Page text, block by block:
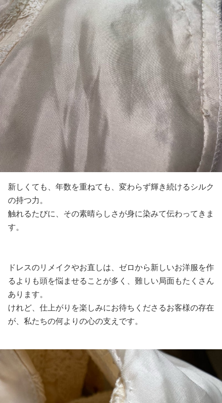
新しくても、年数を重ねても、変わらず輝き続けるシルク
の持つ力。
触れるたびに、その素晴らしさが身に染みて伝わってきま
す。
ドレスのリメイクやお直しは、ゼロから新しいお洋服を作
るよりも頭を悩ませることが多く、難しい局面もたくさん
あります。
けれど、仕上がりを楽しみにお待ちくださるお客様の存在
が、私たちの何よりの心の支えです。